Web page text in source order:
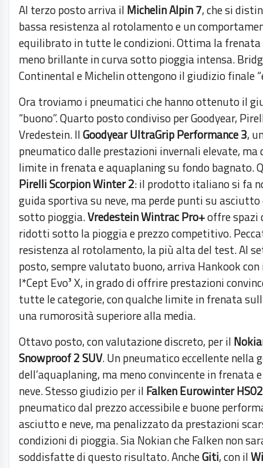
Al terzo posto arriva il Michelin Alpin 7, che si
bassa resistenza al rotolamento e un
equilibrato in tutte le condizioni. Ottima la frenata
meno brillante in curva sotto pioggia intensa.
Continental e Michelin ottengono il giudizio finale
Ora troviamo i pneumatici che hanno ottenuto il
“buono”. Quarto posto condiviso per Goodyear,
Vredestein. IlGoodyear UltraGrip Performance 3,
pneumatico dalle prestazioni invernali elevate, ma
limite in frenata e aquaplaning su fondo bagnato.
Pirelli Scorpion Winter 2: il prodotto italiano si fa
guida sportiva su neve, ma perde punti su asciutto
sotto pioggia.Vredestein Wintrac Pro+offre spazi
ridotti sotto la pioggia e prezzo competitivo.
resistenza al rotolamento, la più alta del test. Al
posto, sempre valutato buono, arriva Hankook
I*Cept Evo³ X, in grado di offrire prestazioni
tutte le categorie, con qualche limite in frenata
una rumorosità superiore alla media.
Ottavo posto, con valutazione discreto, per il
Snowproof 2 SUV. Un pneumatico eccellente nella
dell’aquaplaning, ma meno convincente in frenata
neve. Stesso giudizio per il Falken Eurowinter
pneumatico dal prezzo accessibile e buone
asciutto e neve, ma penalizzato da prestazioni
condizioni di pioggia. Sia Nokian che Falken non
soddisfatte di questo risultato. AncheGiti, con il